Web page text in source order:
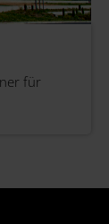
für